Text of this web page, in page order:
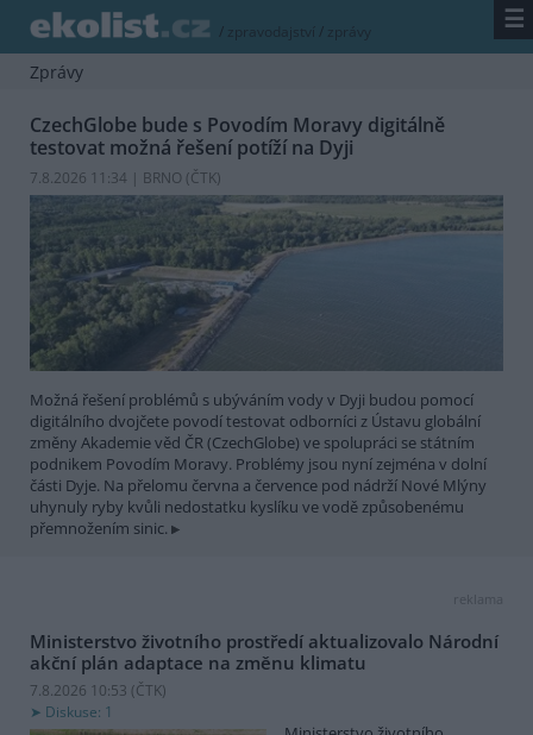
/ zpravodajství / zprávy ☰
Zprávy
CzechGlobe bude s Povodím Moravy digitálně
testovat možná řešení potíží na Dyji
7.8.2026 11:34 | BRNO (ČTK)
Možná řešení problémů s ubýváním vody v Dyji budou pomocí
digitálního dvojčete povodí testovat odborníci z Ústavu globální
změny Akademie věd ČR (CzechGlobe) ve spolupráci se státním
podnikem Povodím Moravy. Problémy jsou nyní zejména v dolní
části Dyje. Na přelomu června a července pod nádrží Nové Mlýny
uhynuly ryby kvůli nedostatku kyslíku ve vodě způsobenému
přemnožením sinic.
reklama
Ministerstvo životního prostředí aktualizovalo Národní
akční plán adaptace na změnu klimatu
7.8.2026 10:53 (ČTK)
Diskuse: 1